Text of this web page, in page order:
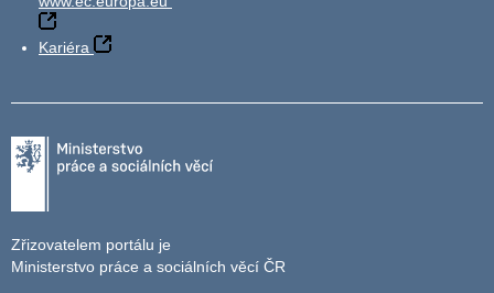
Kariéra
Zřizovatelem portálu je
Ministerstvo práce a sociálních věcí ČR